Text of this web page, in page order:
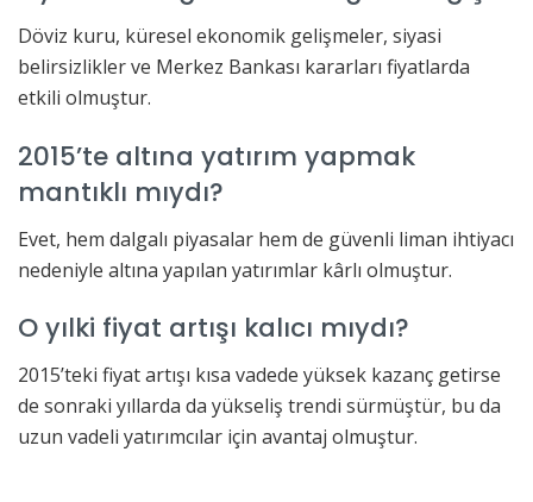
Döviz kuru, küresel ekonomik gelişmeler, siyasi
belirsizlikler ve Merkez Bankası kararları fiyatlarda
etkili olmuştur.
2015’te altına yatırım yapmak
mantıklı mıydı?
Evet, hem dalgalı piyasalar hem de güvenli liman ihtiyacı
nedeniyle altına yapılan yatırımlar kârlı olmuştur.
O yılki fiyat artışı kalıcı mıydı?
2015’teki fiyat artışı kısa vadede yüksek kazanç getirse
de sonraki yıllarda da yükseliş trendi sürmüştür, bu da
uzun vadeli yatırımcılar için avantaj olmuştur.